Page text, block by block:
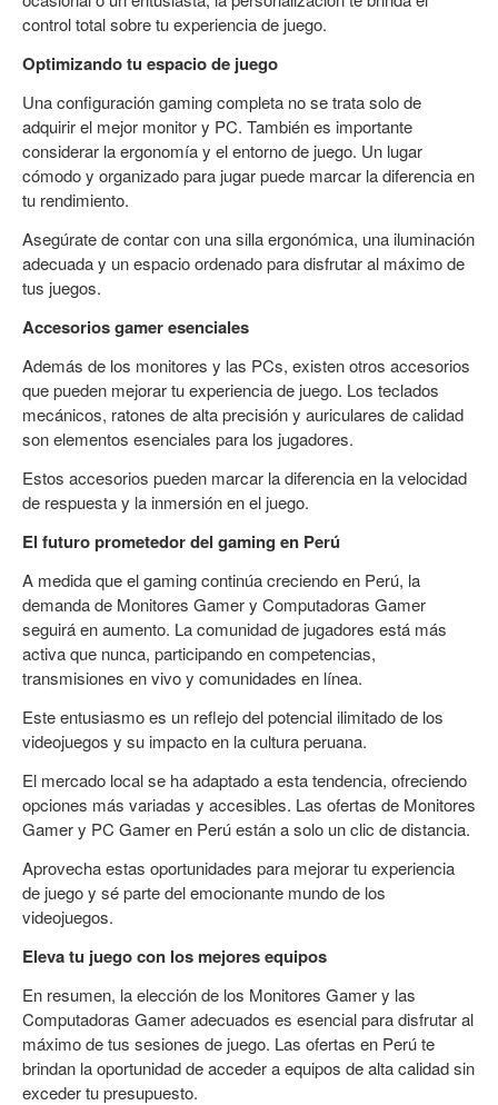
control total sobre tu experiencia de juego.
Optimizando tu espacio de juego
Una configuración gaming completa no se trata solo de
adquirir el mejor monitor y PC. También es importante
considerar la ergonomía y el entorno de juego. Un lugar
cómodo y organizado para jugar puede marcar la diferencia en
tu rendimiento.
Asegúrate de contar con una silla ergonómica, una iluminación
adecuada y un espacio ordenado para disfrutar al máximo de
tus juegos.
Accesorios gamer esenciales
Además de los monitores y las PCs, existen otros accesorios
que pueden mejorar tu experiencia de juego. Los teclados
mecánicos, ratones de alta precisión y auriculares de calidad
son elementos esenciales para los jugadores.
Estos accesorios pueden marcar la diferencia en la velocidad
de respuesta y la inmersión en el juego.
El futuro prometedor del gaming en Perú
A medida que el gaming continúa creciendo en Perú, la
demanda de Monitores Gamer y Computadoras Gamer
seguirá en aumento. La comunidad de jugadores está más
activa que nunca, participando en competencias,
transmisiones en vivo y comunidades en línea.
Este entusiasmo es un reflejo del potencial ilimitado de los
videojuegos y su impacto en la cultura peruana.
El mercado local se ha adaptado a esta tendencia, ofreciendo
opciones más variadas y accesibles. Las ofertas de Monitores
Gamer y PC Gamer en Perú están a solo un clic de distancia.
Aprovecha estas oportunidades para mejorar tu experiencia
de juego y sé parte del emocionante mundo de los
videojuegos.
Eleva tu juego con los mejores equipos
En resumen, la elección de los Monitores Gamer y las
Computadoras Gamer adecuados es esencial para disfrutar al
máximo de tus sesiones de juego. Las ofertas en Perú te
brindan la oportunidad de acceder a equipos de alta calidad sin
exceder tu presupuesto.